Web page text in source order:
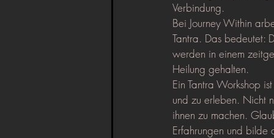
Verbindung.
Bei Journey Within
Tantra. Das bedeutet:
werden in einem
Heilung gehalten.
Ein Tantra Workshop
und zu erleben. Nicht
ihnen zu machen.
Erfahrungen und